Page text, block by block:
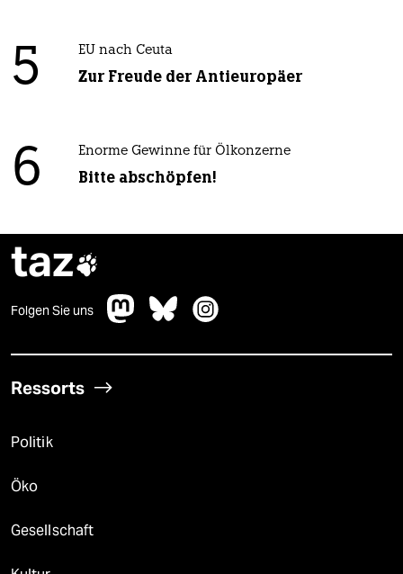
5 EU nach Ceuta
Zur Freude der Antieuropäer
6 Enorme Gewinne für Ölkonzerne
Bitte abschöpfen!
taz
Folgen Sie uns
Ressorts
Politik
Öko
Gesellschaft